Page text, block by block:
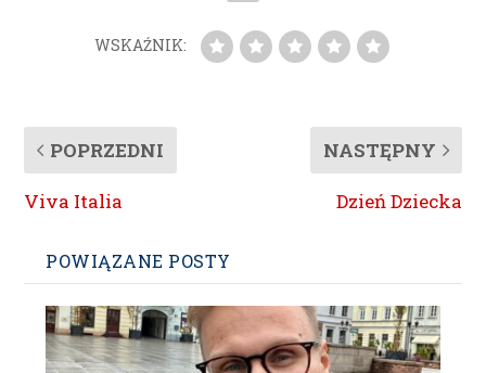
WSKAŹNIK:
POPRZEDNI
Viva Italia
NASTĘPNY
Dzień Dziecka
POWIĄZANE POSTY